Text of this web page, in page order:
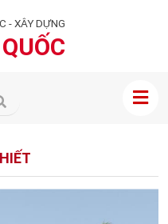
- XÂY DỰNG